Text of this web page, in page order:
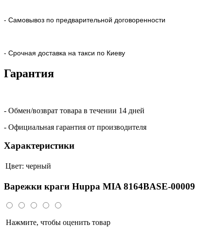
- Самовывоз по предварительной договоренности
- Срочная доставка на такси по Киеву
Гарантия
- Обмен/возврат товара в течении 14 дней
- Официальная гарантия от производителя
Характеристики
Цвет: черный
Варежки краги Huppa MIA 8164BASE-00009
Нажмите, чтобы оценить товар